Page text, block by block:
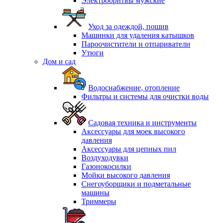
Уход за одеждой, пошив
Машинки для удаления катышков
Пароочистители и отпариватели
Утюги
Дом и сад
Водоснабжение, отопление
Фильтры и системы для очистки воды
Садовая техника и инструменты
Аксессуары для моек высокого
давления
Аксессуары для цепных пил
Воздуходувки
Газонокосилки
Мойки высокого давления
Снегоуборщики и подметальные
машины
Триммеры